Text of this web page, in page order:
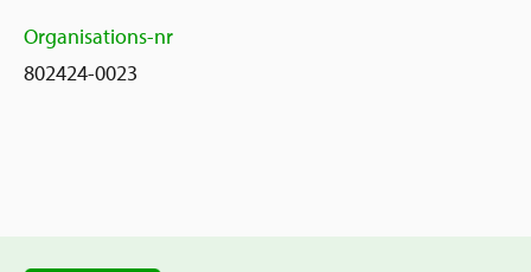
Organisations-nr
802424-0023